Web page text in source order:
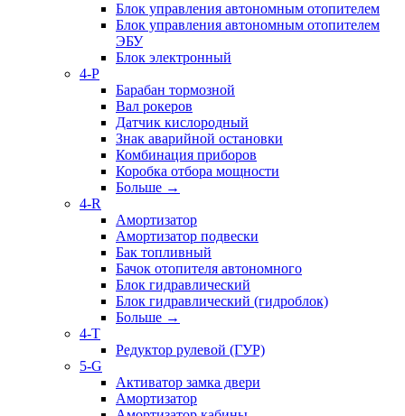
Блок управления автономным отопителем
Блок управления автономным отопителем
ЭБУ
Блок электронный
4-P
Барабан тормозной
Вал рокеров
Датчик кислородный
Знак аварийной остановки
Комбинация приборов
Коробка отбора мощности
Больше →
4-R
Амортизатор
Амортизатор подвески
Бак топливный
Бачок отопителя автономного
Блок гидравлический
Блок гидравлический (гидроблок)
Больше →
4-T
Редуктор рулевой (ГУР)
5-G
Активатор замка двери
Амортизатор